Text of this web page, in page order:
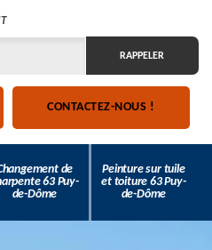
CONTACTEZ-NOUS !
de
63 Puy-
de-Dôme
Peinture sur tuile
et toiture 63 Puy-
de-Dôme